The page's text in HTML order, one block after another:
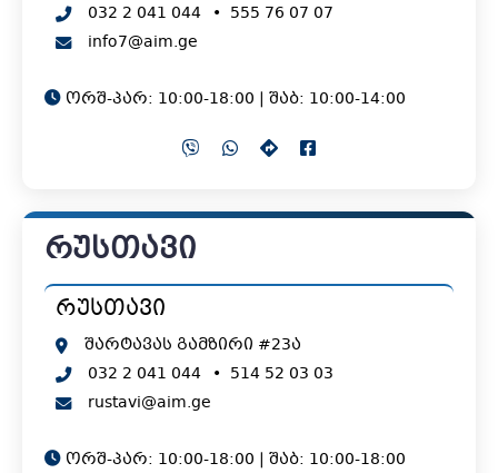
032 2 041 044 • 555 76 07 07
info7@aim.ge
ორშ-პარ: 10:00-18:00 | შაბ: 10:00-14:00
რუსთავი
რუსთავი
შარტავას გამზირი #23ა
032 2 041 044 • 514 52 03 03
rustavi@aim.ge
ორშ-პარ: 10:00-18:00 | შაბ: 10:00-18:00